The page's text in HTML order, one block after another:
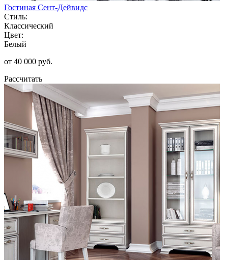
Гостиная Сент-Дейвидс
Стиль:
Классический
Цвет:
Белый
от 40 000 руб.
Рассчитать